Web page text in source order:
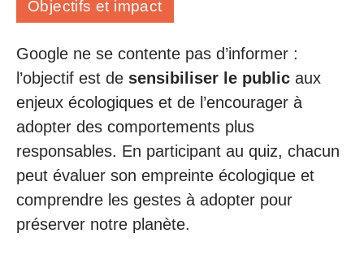
Objectifs et impact
Google ne se contente pas d’informer :
l’objectif est de sensibiliser le public aux
enjeux écologiques et de l’encourager à
adopter des comportements plus
responsables. En participant au quiz, chacun
peut évaluer son empreinte écologique et
comprendre les gestes à adopter pour
préserver notre planète.